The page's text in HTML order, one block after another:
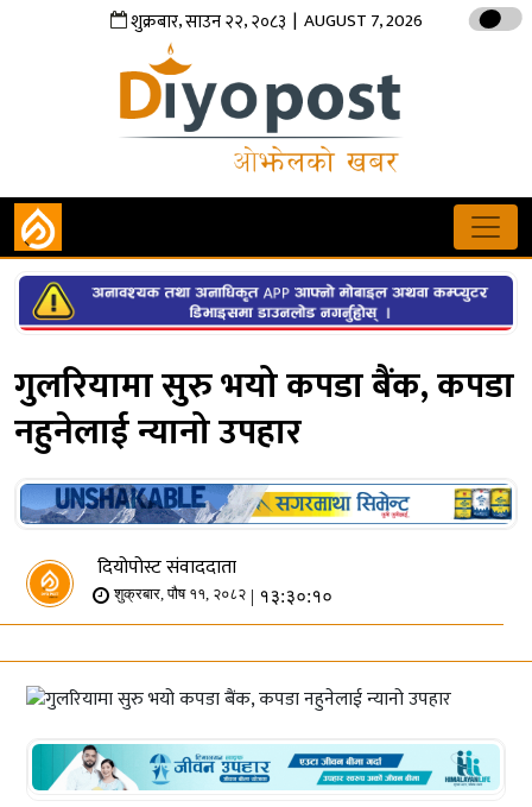
शुक्रबार,साउन२२,२०८३ | AUGUST 7, 2026
गुलरियामा सुरु भयो कपडा बैंक, कपडा
नहुनेलाई न्यानो उपहार
दियोपोस्ट संवाददाता
शुक्रबार, पौष ११, २०८२ | १३:३०:१०